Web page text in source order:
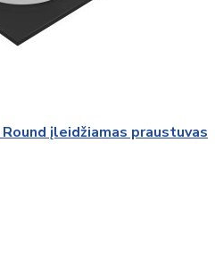
įleidžiamas praustuvas